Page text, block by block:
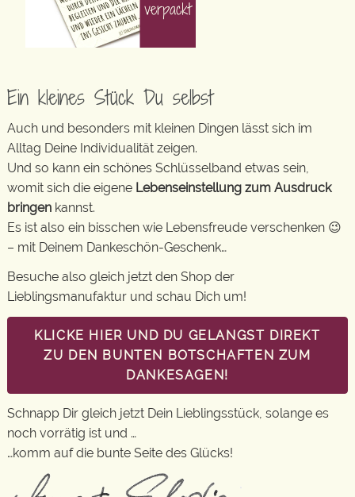
Ein kleines Stück Du selbst
Auch und besonders mit kleinen Dingen lässt sich im
Alltag Deine Individualität zeigen.
Und so kann ein schönes Schlüsselband etwas sein,
womit sich die eigene Lebenseinstellung zum Ausdruck
bringen kannst.
Es ist also ein bisschen wie Lebensfreude verschenken 😉
– mit Deinem Dankeschön-Geschenk…
Besuche also gleich jetzt den Shop der
Lieblingsmanufaktur und schau Dich um!
KLICKE HIER UND DU GELANGST DIREKT
ZU DEN BUNTEN BOTSCHAFTEN ZUM
DANKESAGEN!
Schnapp Dir gleich jetzt Dein Lieblingsstück, solange es
noch vorrätig ist und …
…komm auf die bunte Seite des Glücks!